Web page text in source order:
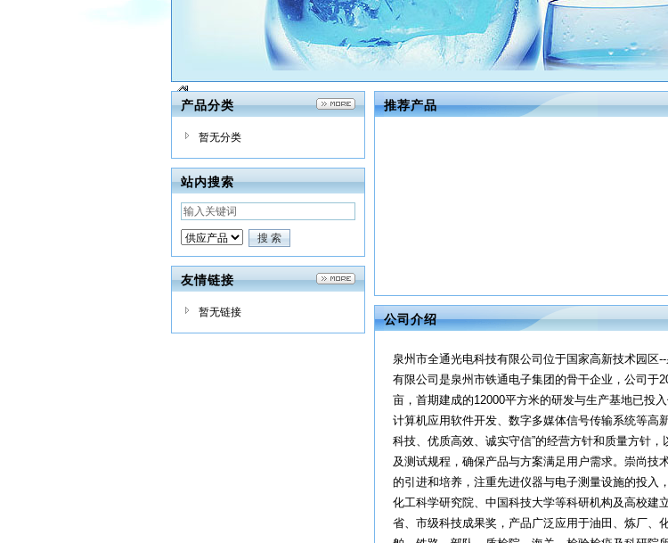
产品分类
暂无分类
站内搜索
友情链接
暂无链接
推荐产品
公司介绍
泉州市全通光电科技有限公司位于国家高新技术园区
有限公司是泉州市铁通电子集团的骨干企业，公司于
亩，首期建成的12000平方米的研发与生产基地已投
计算机应用软件开发、数字多媒体信号传输系统等高
科技、优质高效、诚实守信”的经营方针和质量方针
及测试规程，确保产品与方案满足用户需求。崇尚
的引进和培养，注重先进仪器与电子测量设施的投入
化工科学研究院、中国科技大学等科研机构及高校建
省、市级科技成果奖，产品广泛应用于油田、炼厂、